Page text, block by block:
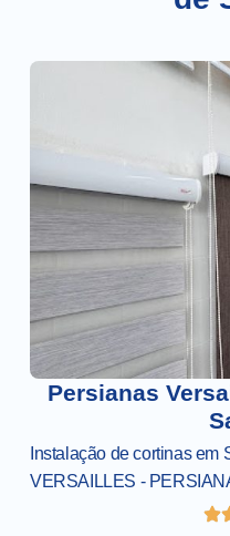
Persianas
Instalação de cortinas
VERSAILLES -